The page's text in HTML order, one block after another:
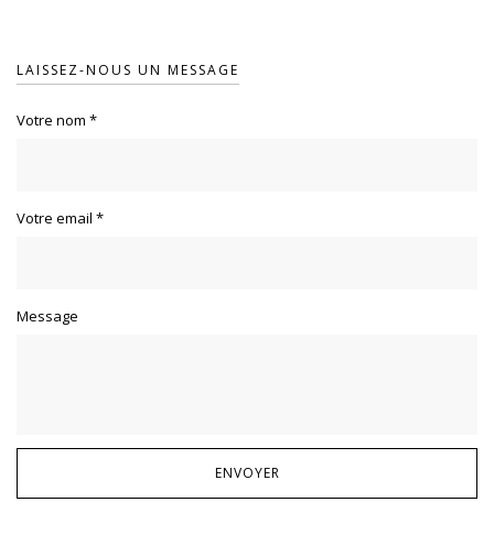
LAISSEZ-NOUS UN MESSAGE
Votre nom *
Votre email *
Message